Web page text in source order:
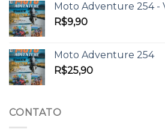
Moto Adventure 254 -
R$9,90
Moto Adventure 254
R$25,90
CONTATO